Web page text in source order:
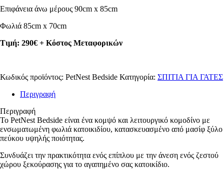
Επιφάνεια άνω μέρους 90cm x 85cm
Φωλιά 85cm x 70cm
Τιμή: 290€ + Κόστος Μεταφορικών
Κωδικός προϊόντος: PetNest Bedside Κατηγορία: ΣΠΙΤΙΑ ΓΙΑ ΓΑΤΕΣ
Περιγραφή
Περιγραφή
Το PetNest Bedside είναι ένα κομψό και λειτουργικό κομοδίνο με
ενσωματωμένη φωλιά κατοικιδίου, κατασκευασμένο από μασίφ ξύλο
πεύκου υψηλής ποιότητας.
Συνδυάζει την πρακτικότητα ενός επίπλου με την άνεση ενός ζεστού
χώρου ξεκούρασης για το αγαπημένο σας κατοικίδιο.